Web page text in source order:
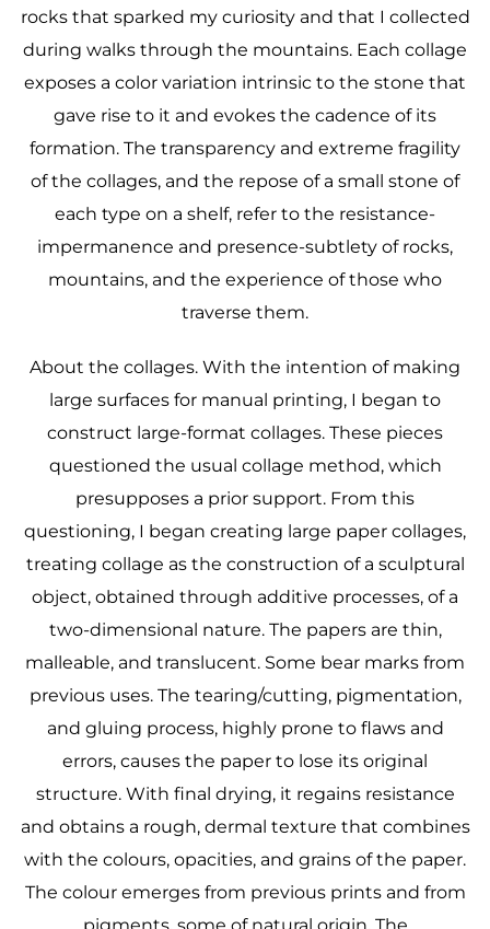
rocks that sparked my curiosity and that I collected
during walks through the mountains. Each collage
exposes a color variation intrinsic to the stone that
gave rise to it and evokes the cadence of its
formation. The transparency and extreme fragility
of the collages, and the repose of a small stone of
each type on a shelf, refer to the resistance-
impermanence and presence-subtlety of rocks,
mountains, and the experience of those who
traverse them.
About the collages. With the intention of making
large surfaces for manual printing, I began to
construct large-format collages. These pieces
questioned the usual collage method, which
presupposes a prior support. From this
questioning, I began creating large paper collages,
treating collage as the construction of a sculptural
object, obtained through additive processes, of a
two-dimensional nature. The papers are thin,
malleable, and translucent. Some bear marks from
previous uses. The tearing/cutting, pigmentation,
and gluing process, highly prone to flaws and
errors, causes the paper to lose its original
structure. With final drying, it regains resistance
and obtains a rough, dermal texture that combines
with the colours, opacities, and grains of the paper.
The colour emerges from previous prints and from